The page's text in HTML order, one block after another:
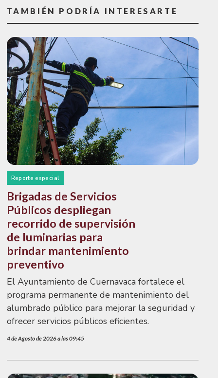
TAMBIÉN PODRÍA INTERESARTE
Reporte especial
Brigadas de Servicios
Públicos despliegan
recorrido de supervisión
de luminarias para
brindar mantenimiento
preventivo
El Ayuntamiento de Cuernavaca fortalece el
programa permanente de mantenimiento del
alumbrado público para mejorar la seguridad y
ofrecer servicios públicos eficientes.
4 de Agosto de 2026 a las 09:45